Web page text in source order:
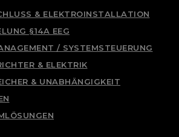
& ELEKTROINSTALLATION
§14A EEG
/ SYSTEMSTEUERUNG
& ELEKTRIK
& UNABHÄNGIGKEIT